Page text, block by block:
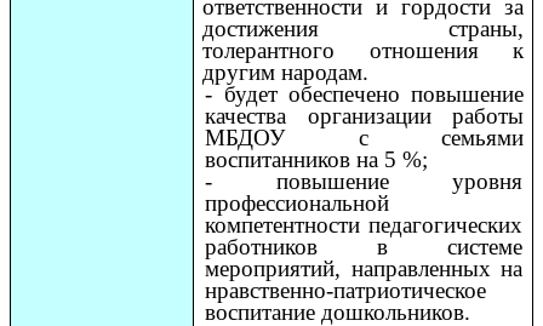
ответственности и гордости за
достижения страны,
толерантного отношения к
другим народам.
- будет обеспечено повышение
качества организации работы
МБДОУ с семьями
воспитанников на 5 %;
- повышение уровня
профессиональной
компетентности педагогических
работников в системе
мероприятий, направленных на
нравственно-патриотическое
воспитание дошкольников.